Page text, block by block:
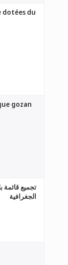
dotées du
gozan
تجميع قائمة
الجغرافية